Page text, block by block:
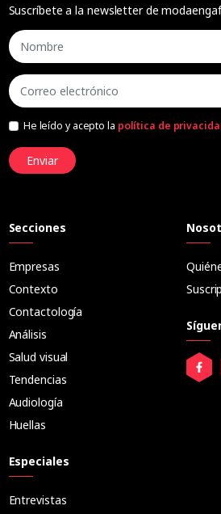
Suscríbete a la newsletter de
He leído y acepto la política de
Enviar
Secciones
Empresas
Contexto
Contactología
Análisis
Salud visual
Tendencias
Audiología
Huellas
Especiales
Entrevistas